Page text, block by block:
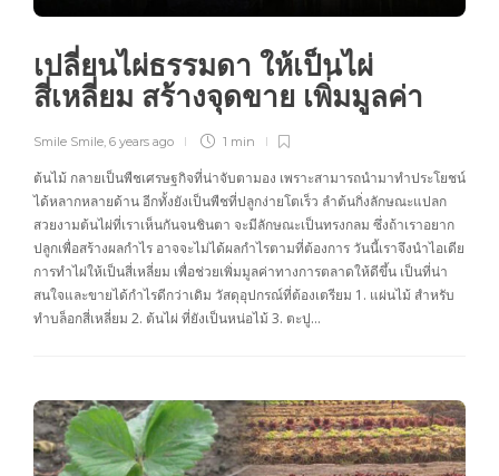
เปลี่ยนไผ่ธรรมดา ให้เป็นไผ่
สี่เหลี่ยม สร้างจุดขาย เพิ่มมูลค่า
Smile Smile 6 years ago 1 min
ต้นไม้ กลายเป็นพืชเศรษฐกิจที่น่าจับตามอง เพราะสามารถนำมาทำประโยชน์
ได้หลากหลายด้าน อีกทั้งยังเป็นพืชที่ปลูกง่ายโตเร็ว ลำต้นกิ่งลักษณะแปลก
สวยงามต้นไผ่ที่เราเห็นกันจนชินตา จะมีลักษณะเป็นทรงกลม ซึ่งถ้าเราอยาก
ปลูกเพื่อสร้างผลกำไร อาจจะไม่ได้ผลกำไรตามที่ต้องการ วันนี้เราจึงนำไอเดีย
การทำไผ่ให้เป็นสี่เหลี่ยม เพื่อช่วยเพิ่มมูลค่าทางการตลาดให้ดีขึ้น เป็นที่น่า
สนใจและขายได้กำไรดีกว่าเดิม วัสดุอุปกรณ์ที่ต้องเตรียม 1. แผ่นไม้ สำหรับ
ทำบล็อกสี่เหลี่ยม 2. ต้นไผ่ ที่ยังเป็นหน่อไม้ 3. ตะปู…